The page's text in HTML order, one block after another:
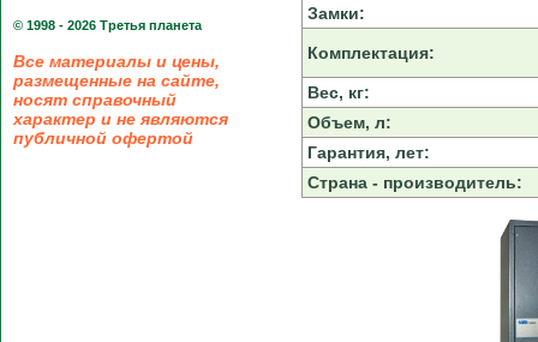
© 1998 - 2026 Третья планета
Все материалы и цены,
размещенные на сайте,
носят справочный
характер и не являются
публичной офертой
Замки:
Комплектация:
Вес, кг:
Объем, л:
Гарантия, лет:
Страна - производитель: